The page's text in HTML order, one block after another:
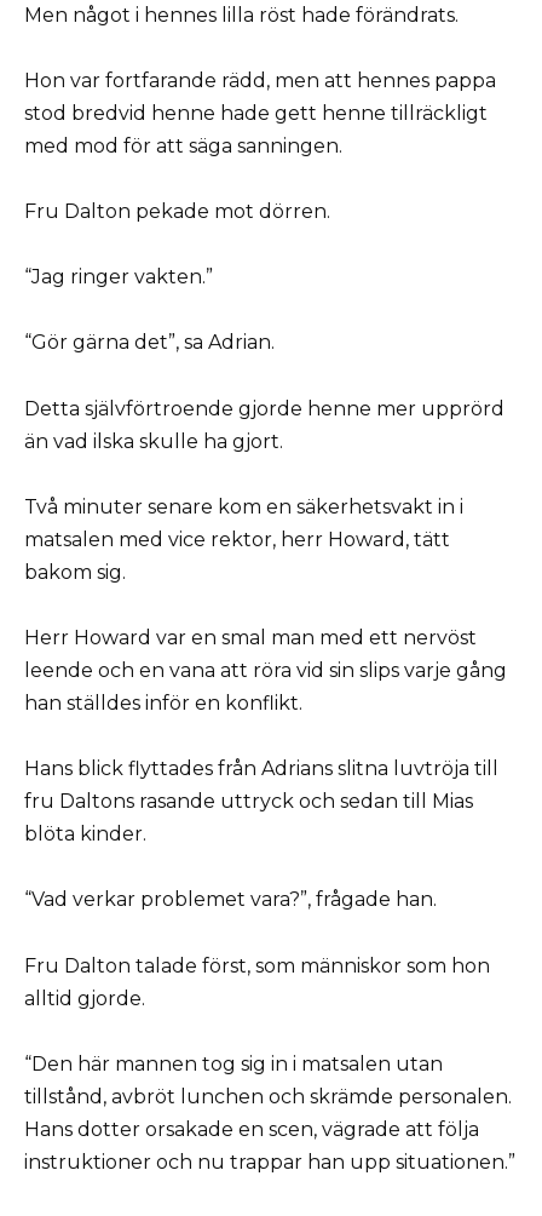
Men något i hennes lilla röst hade förändrats.
Hon var fortfarande rädd, men att hennes pappa
stod bredvid henne hade gett henne tillräckligt
med mod för att säga sanningen.
Fru Dalton pekade mot dörren.
“Jag ringer vakten.”
“Gör gärna det”, sa Adrian.
Detta självförtroende gjorde henne mer upprörd
än vad ilska skulle ha gjort.
Två minuter senare kom en säkerhetsvakt in i
matsalen med vice rektor, herr Howard, tätt
bakom sig.
Herr Howard var en smal man med ett nervöst
leende och en vana att röra vid sin slips varje gång
han ställdes inför en konflikt.
Hans blick flyttades från Adrians slitna luvtröja till
fru Daltons rasande uttryck och sedan till Mias
blöta kinder.
“Vad verkar problemet vara?”, frågade han.
Fru Dalton talade först, som människor som hon
alltid gjorde.
“Den här mannen tog sig in i matsalen utan
tillstånd, avbröt lunchen och skrämde personalen.
Hans dotter orsakade en scen, vägrade att följa
instruktioner och nu trappar han upp situationen.”